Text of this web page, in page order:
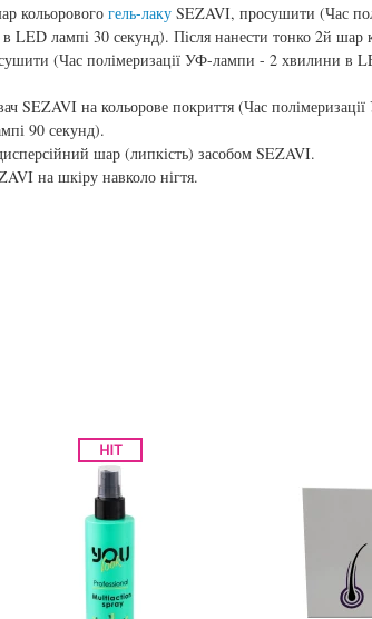
кольорового гель-лаку SEZAVI, просушити (Час
LED лампі 30 секунд). Після нанести тонко 2й шар
(Час полімеризації УФ-лампи - 2 хвилини в
SEZAVI на кольорове покриття (Час
90 секунд).
шар (липкість) засобом SEZAVI.
на шкіру навколо нігтя.